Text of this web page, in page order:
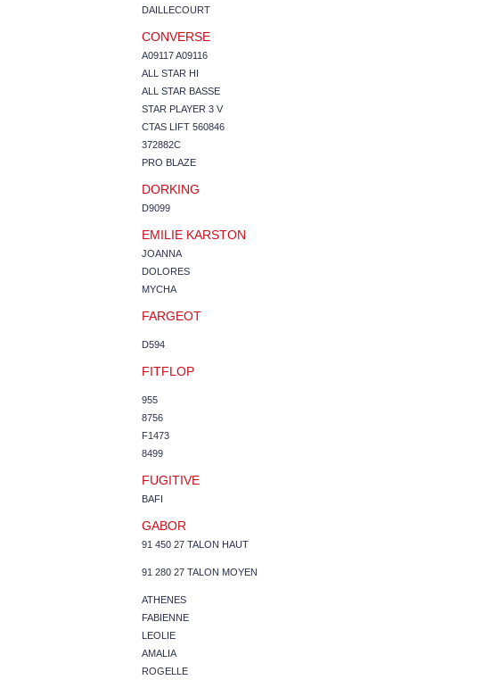
DAILLECOURT
CONVERSE
A09117 A09116
ALL STAR HI
ALL STAR BASSE
STAR PLAYER 3 V
CTAS LIFT 560846
372882C
PRO BLAZE
DORKING
D9099
EMILIE KARSTON
JOANNA
DOLORES
MYCHA
FARGEOT
D594
FITFLOP
955
8756
F1473
8499
FUGITIVE
BAFI
GABOR
91 450 27 TALON HAUT
91 280 27 TALON MOYEN
ATHENES
FABIENNE
LEOLIE
AMALIA
ROGELLE